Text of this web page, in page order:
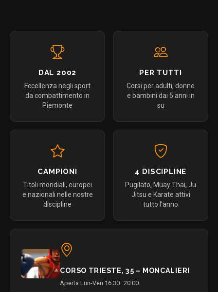
DAL 2002
Eccellenza negli sport
da combattimento in
Piemonte
PER TUTTI
Corsi per adulti, donne
e bambini dai 5 anni in
su
CAMPIONI
Titoli mondiali, europei
e nazionali nelle nostre
discipline
4 DISCIPLINE
Pugilato, Muay Thai, Ju
Jitsu e Karate attivi
tutto l'anno
CORSO TRIESTE, 35 – MONCALIERI
Aperta Lun-Ven 16:30–20:00.